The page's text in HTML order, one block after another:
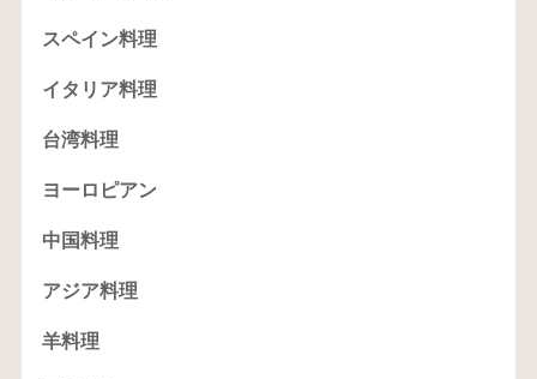
スペイン料理
イタリア料理
台湾料理
ヨーロピアン
中国料理
アジア料理
羊料理